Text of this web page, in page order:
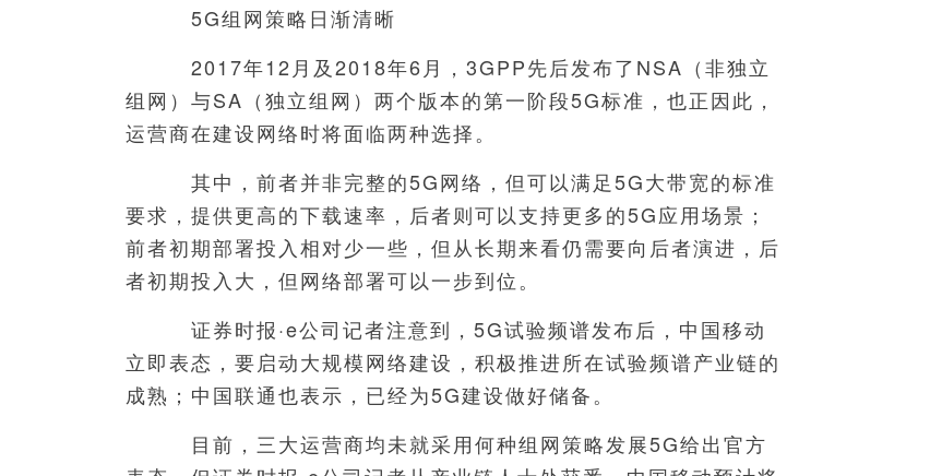
5G组网策略日渐清晰
2017年12月及2018年6月，3GPP先后发布了NSA（非独立
组网）与SA（独立组网）两个版本的第一阶段5G标准，也正因此，
运营商在建设网络时将面临两种选择。
其中，前者并非完整的5G网络，但可以满足5G大带宽的标准
要求，提供更高的下载速率，后者则可以支持更多的5G应用场景；
前者初期部署投入相对少一些，但从长期来看仍需要向后者演进，后
者初期投入大，但网络部署可以一步到位。
证券时报·e公司记者注意到，5G试验频谱发布后，中国移动
立即表态，要启动大规模网络建设，积极推进所在试验频谱产业链的
成熟；中国联通也表示，已经为5G建设做好储备。
目前，三大运营商均未就采用何种组网策略发展5G给出官方